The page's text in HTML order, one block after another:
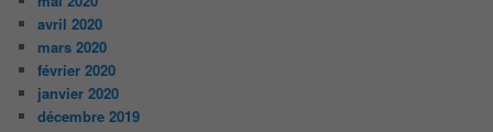
avril 2020
mars 2020
février 2020
janvier 2020
décembre 2019